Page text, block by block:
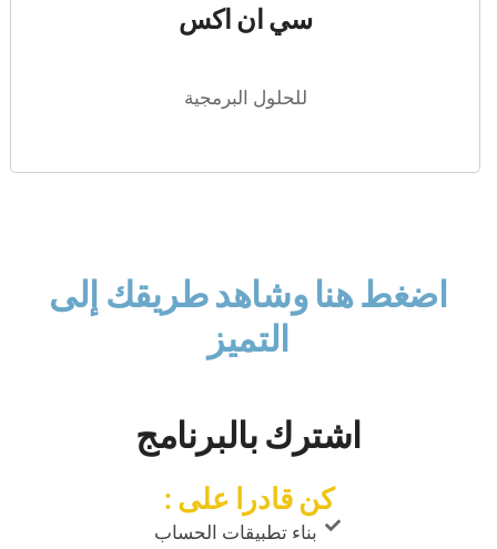
سي ان اكس
للحلول البرمجية
اضغط هنا وشاهد طريقك إلى
التميز
اشترك بالبرنامج
كن قادرا على :
بناء تطبيقات الحساب